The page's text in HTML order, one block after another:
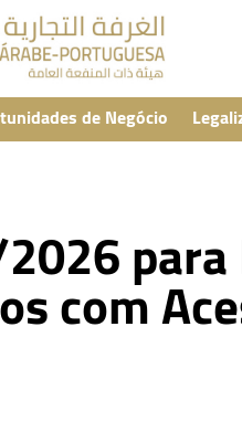
de Negócio
com